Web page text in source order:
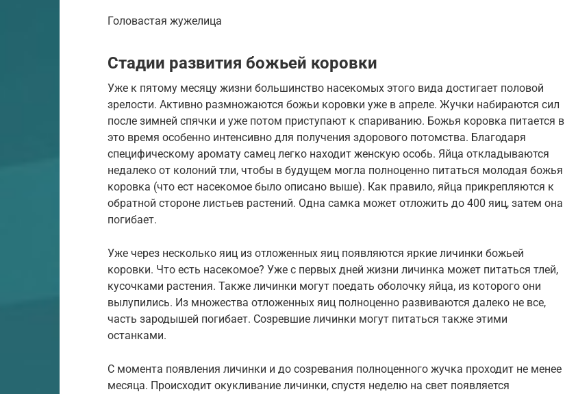
Головастая жужелица
Стадии развития божьей коровки
Уже к пятому месяцу жизни большинство насекомых этого вида достигает половой
зрелости. Активно размножаются божьи коровки уже в апреле. Жучки набираются сил
после зимней спячки и уже потом приступают к спариванию. Божья коровка питается в
это время особенно интенсивно для получения здорового потомства. Благодаря
специфическому аромату самец легко находит женскую особь. Яйца откладываются
недалеко от колоний тли, чтобы в будущем могла полноценно питаться молодая божья
коровка (что ест насекомое было описано выше). Как правило, яйца прикрепляются к
обратной стороне листьев растений. Одна самка может отложить до 400 яиц, затем она
погибает.
Уже через несколько яиц из отложенных яиц появляются яркие личинки божьей
коровки. Что есть насекомое? Уже с первых дней жизни личинка может питаться тлей,
кусочками растения. Также личинки могут поедать оболочку яйца, из которого они
вылупились. Из множества отложенных яиц полноценно развиваются далеко не все,
часть зародышей погибает. Созревшие личинки могут питаться также этими
останками.
С момента появления личинки и до созревания полноценного жучка проходит не менее
месяца. Происходит окукливание личинки, спустя неделю на свет появляется